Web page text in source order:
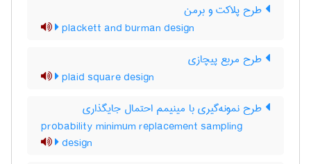
طرح پلاکت و برمن
plackett and burman design
طرح مربع پیچازی
plaid square design
طرح نمونه‌گیری با مینیمم احتمال جایگذاری
probability minimum replacement sampling
design